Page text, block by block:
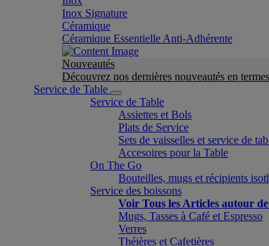
Inox Signature
Céramique
Céramique Essentielle Anti-Adhérente
Nouveautés
Découvrez nos dernières nouveautés en
Service de Table
Service de Table
Assiettes et Bols
Plats de Service
Sets de vaisselles et service de
Accesoires pour la Table
On The Go
Bouteilles, mugs et récipients
Service des boissons
Voir Tous les Articles autour
Mugs, Tasses à Café et Espresso
Verres
Théières et Cafetières